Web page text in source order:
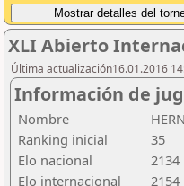
XLI Abierto
Última actualización16.01.2016
Información de
Nombre
Ranking inicial
35
Elo nacional
2134
Elo internacional
2154